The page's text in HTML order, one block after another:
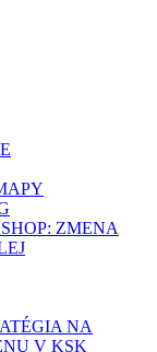
ZMENA
NA
V KSK